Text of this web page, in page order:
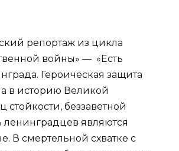
репортаж из цикла
войны» — «Есть
Героическая защита
в историю Великой
беззаветной
ленинградцев являются
В смертельной схватке с